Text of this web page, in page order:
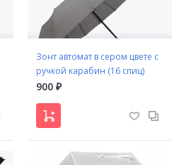
Зонт автомат в сером цвете с
ручкой карабин (16 спиц)
900 ₽